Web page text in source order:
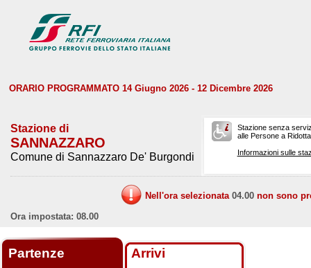
ORARIO PROGRAMMATO 14 Giugno 2026 - 12 Dicembre 2026
Stazione di
SANNAZZARO
Comune di Sannazzaro De' Burgondi
Stazione senza
alle Persone a
Informazioni sulle
Nell'ora selezionata 04.00 non sono
Ora impostata: 08.00
Partenze Arrivi